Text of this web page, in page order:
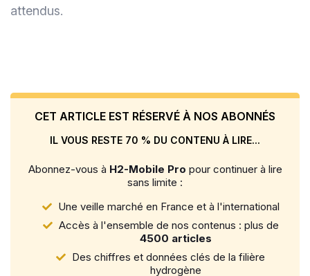
attendus.
CET ARTICLE EST RÉSERVÉ À NOS ABONNÉS
IL VOUS RESTE 70 % DU CONTENU À LIRE...
Abonnez-vous à H2-Mobile Pro pour continuer à lire
sans limite :
Une veille marché en France et à l'international
Accès à l'ensemble de nos contenus : plus de
4500 articles
Des chiffres et données clés de la filière
hydrogène